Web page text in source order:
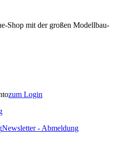
Shop mit der großen Modellbau-
zum Login
Newsletter - Abmeldung